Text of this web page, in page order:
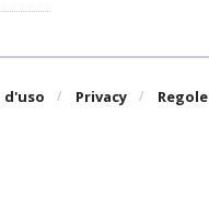
d'uso Privacy Regole